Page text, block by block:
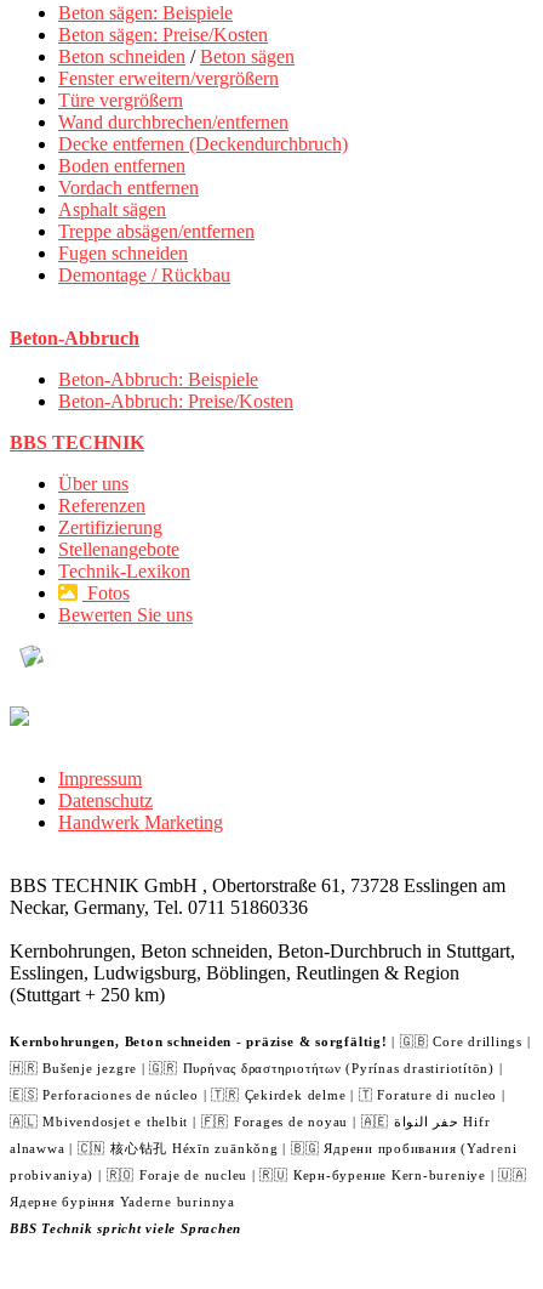
Beton sägen: Beispiele
Beton sägen: Preise/Kosten
Beton schneiden /Beton sägen
Fenster erweitern/vergrößern
Türe vergrößern
Wand durchbrechen/entfernen
Decke entfernen (Deckendurchbruch)
Boden entfernen
Vordach entfernen
Asphalt sägen
Treppe absägen/entfernen
Fugen schneiden
Demontage / Rückbau
Beton-Abbruch
Beton-Abbruch: Beispiele
Beton-Abbruch: Preise/Kosten
BBS TECHNIK
Über uns
Referenzen
Zertifizierung
Stellenangebote
Technik-Lexikon
Fotos
Bewerten Sie uns
Impressum
Datenschutz
Handwerk Marketing
BBS TECHNIK GmbH , Obertorstraße 61, 73728 Esslingen am
Neckar, Germany, Tel. 0711 51860336
Kernbohrungen, Beton schneiden, Beton-Durchbruch in Stuttgart,
Esslingen, Ludwigsburg, Böblingen, Reutlingen & Region
(Stuttgart + 250 km)
Kernbohrungen, Beton schneiden - präzise & sorgfältig! | 🇬🇧 Core drillings |
🇭🇷 Bušenje jezgre | 🇬🇷 Πυρήνας δραστηριοτήτων (Pyrínas drastiriotítōn) |
🇪🇸 Perforaciones de núcleo | 🇹🇷 Çekirdek delme | 🇹 Forature di nucleo |
🇦🇱 Mbivendosjet e thelbit | 🇫🇷 Forages de noyau | 🇦🇪 حفر النواة Hifr
alnawwa | 🇨🇳 核心钻孔 Héxīn zuānkǒng | 🇧🇬 Ядрени пробивания (Yadreni
probivaniya) | 🇷🇴 Foraje de nucleu | 🇷🇺 Керн-бурение Kern-bureniye | 🇺🇦
Ядерне буріння Yaderne burinnya
BBS Technik spricht viele Sprachen